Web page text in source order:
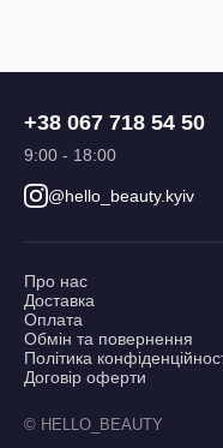
+38 067 718 54 50
9:00 - 18:00
@hello_beauty.kyiv
Про нас
Доставка
Оплата
Обмін та повернення
Політика
Договір оферти
© HELLO_BEAUTY